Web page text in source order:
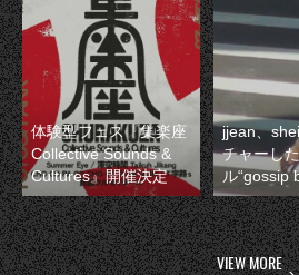
体験型フェス『集楽座
Collective Sounds &
Cultures』開催決定
jjean、
チャーし
ル“gossip
VIEW MORE